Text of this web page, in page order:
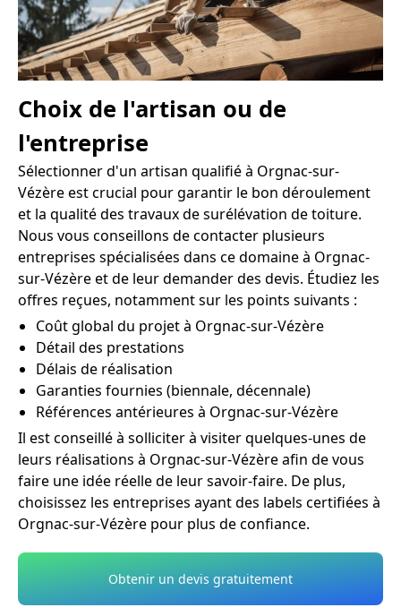
Choix de l'artisan ou de
l'entreprise
Sélectionner d'un artisan qualifié à Orgnac-sur-
Vézère est crucial pour garantir le bon déroulement
et la qualité des travaux de surélévation de toiture.
Nous vous conseillons de contacter plusieurs
entreprises spécialisées dans ce domaine à Orgnac-
sur-Vézère et de leur demander des devis. Étudiez les
offres reçues, notamment sur les points suivants :
Coût global du projet à Orgnac-sur-Vézère
Détail des prestations
Délais de réalisation
Garanties fournies (biennale, décennale)
Références antérieures à Orgnac-sur-Vézère
Il est conseillé à solliciter à visiter quelques-unes de
leurs réalisations à Orgnac-sur-Vézère afin de vous
faire une idée réelle de leur savoir-faire. De plus,
choisissez les entreprises ayant des labels certifiées à
Orgnac-sur-Vézère pour plus de confiance.
Obtenir un devis gratuitement